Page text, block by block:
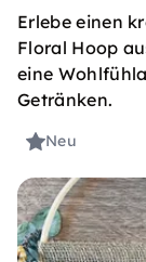
Erlebe einen
Floral Hoop
eine
Getränken.
Neu